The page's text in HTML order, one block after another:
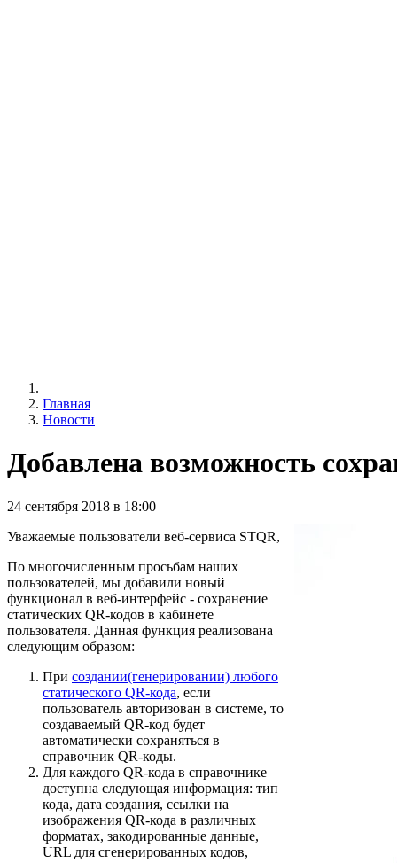
Главная
Новости
Добавлена возможность
24 сентября 2018 в 18:00
Уважаемые пользователи веб-сервиса STQR,
По многочисленным просьбам наших
пользователей, мы добавили новый
функционал в веб-интерфейс - сохранение
статических QR-кодов в кабинете
пользователя. Данная функция реализована
следующим образом:
При создании(генерировании) любого
статического QR-кода, если
пользователь авторизован в системе, то
создаваемый QR-код будет
автоматически сохраняться в
справочник QR-коды.
Для каждого QR-кода в справочнике
доступна следующая информация: тип
кода, дата создания, ссылки на
изображения QR-кода в различных
форматах, закодированные данные,
URL для сгенерированных кодов,